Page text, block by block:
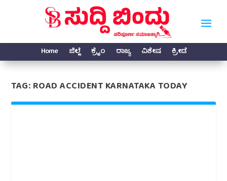
Home ಜಿಲ್ಲೆ ಕ್ರೈಂ ರಾಜ್ಯ ವಿಶೇಷ ಕ್ರೀಡೆ
TAG:ROAD ACCIDENT KARNATAKA TODAY